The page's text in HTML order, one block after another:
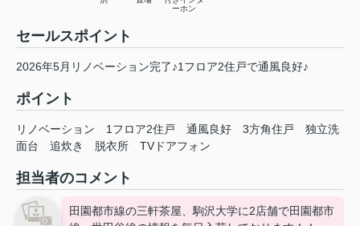
ーホン
セールスポイント
2026年5月リノベーション完了♪1フロア2住戸で通風良好♪
ポイント
リノベーション 1フロア2住戸 通風良好 3方角住戸
独立洗
面台
追炊き 脱衣所 TVドアフォン
担当者のコメント
田園都市線の三軒茶屋、駒沢大学に2店舗で田園都市